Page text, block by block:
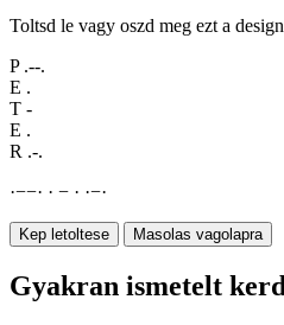
Toltsd le vagy oszd meg ezt a
P .--.
E .
T -
E .
R .-.
·−−· · − · ·−·
Kep letoltese Masolas vagolapra
Gyakran ismetelt